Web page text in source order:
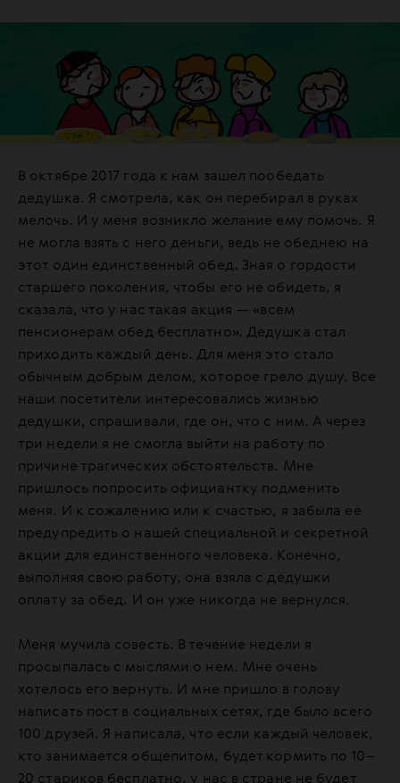
В октябре 2017 года к нам зашел пообедать
дедушка. Я смотрела, как он перебирал в руках
мелочь. И у меня возникло желание ему помочь. Я
не могла взять с него деньги, ведь не обеднею на
этот один единственный обед. Зная о гордости
старшего поколения, чтобы его не обидеть, я
сказала, что у нас такая акция — «всем
пенсионерам обед бесплатно». Дедушка стал
приходить каждый день. Для меня это стало
обычным добрым делом, которое грело душу. Все
наши посетители интересовались жизнью
дедушки, спрашивали, где он, что с ним. А через
три недели я не смогла выйти на работу по
причине трагических обстоятельств. Мне
пришлось попросить официантку подменить
меня. И к сожалению или к счастью, я забыла ее
предупредить о нашей специальной и секретной
акции для единственного человека. Конечно,
выполняя свою работу, она взяла с дедушки
оплату за обед. И он уже никогда не вернулся.
Меня мучила совесть. В течение недели я
просыпалась с мыслями о нем. Мне очень
хотелось его вернуть. И мне пришло в голову
написать пост в социальных сетях, где было всего
100 друзей. Я написала, что если каждый человек,
кто занимается общепитом, будет кормить по 10–
20 стариков бесплатно, у нас в стране не будет